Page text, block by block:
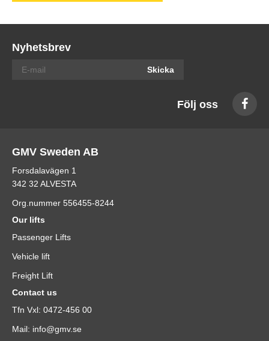
Nyhetsbrev
Skicka
Följ oss
GMV Sweden AB
Forsdalavägen 1
342 32 ALVESTA
Org.nummer 556455-8244
Our lifts
Passenger Lifts
Vehicle lift
Freight Lift
Contact us
Tfn Vxl: 0472-456 00
Mail: info@gmv.se